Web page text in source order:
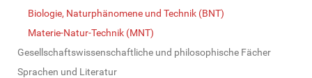
Biologie, Naturphänomene und Technik (BNT)
Materie-Natur-Technik (MNT)
Gesellschaftswissenschaftliche und philosophische Fächer
Sprachen und Literatur